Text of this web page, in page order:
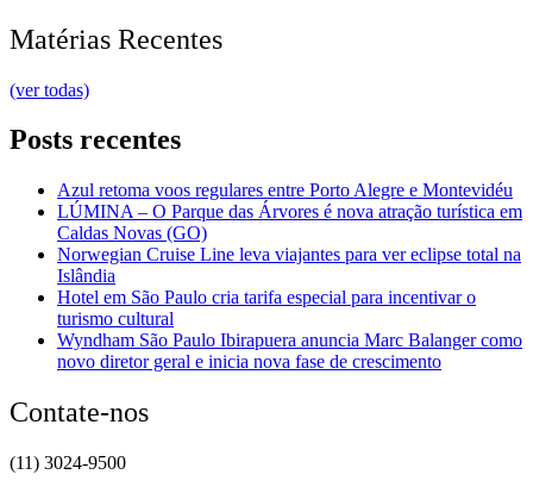
Matérias Recentes
(ver todas)
Posts recentes
Azul retoma voos regulares entre Porto Alegre e Montevidéu
LÚMINA – O Parque das Árvores é nova atração turística em
Caldas Novas (GO)
Norwegian Cruise Line leva viajantes para ver eclipse total na
Islândia
Hotel em São Paulo cria tarifa especial para incentivar o
turismo cultural
Wyndham São Paulo Ibirapuera anuncia Marc Balanger como
novo diretor geral e inicia nova fase de crescimento
Contate-nos
(11) 3024-9500